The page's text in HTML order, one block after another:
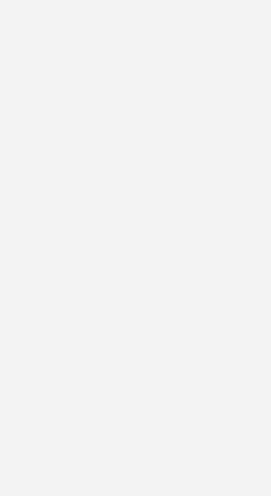
auf Dokumente oder Adressen
Beispiel wenn ich Rückfragen habe. Und
finde, ist die Geschwindigkeit. Ich hatte
Mobile schon Zugriff auf die Daten
dafür eine Software verwendet – eine VPN-
den Rechner in der Firma unterwegs
dabei war, dass das System sehr
war, weil der Einwahlprozess so lange
und ich brauchen unterwegs ja
aus der Labelwin-Datenbank. Und genau
und effektiv.
haben Sie nach
gewonnen?
war richtig gut! Das ist so easy, dass
so braucht, das war alles selbsterklärend.
die Zugriff auf die Beta-Testversion
wieder noch Schwierigkeiten mit dem
dass am Anfang so etwas passiert. Solange